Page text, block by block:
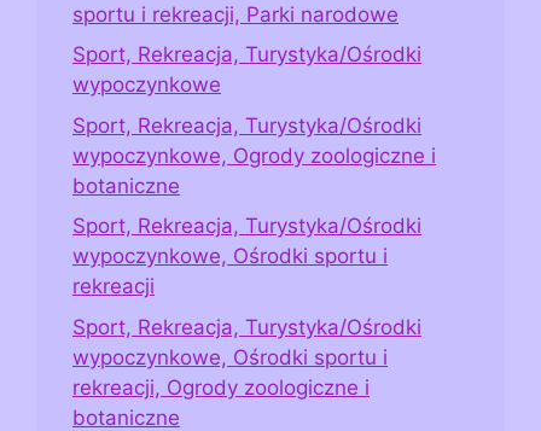
sportu i rekreacji, Parki narodowe
Sport, Rekreacja, Turystyka/Ośrodki
wypoczynkowe
Sport, Rekreacja, Turystyka/Ośrodki
wypoczynkowe, Ogrody zoologiczne i
botaniczne
Sport, Rekreacja, Turystyka/Ośrodki
wypoczynkowe, Ośrodki sportu i
rekreacji
Sport, Rekreacja, Turystyka/Ośrodki
wypoczynkowe, Ośrodki sportu i
rekreacji, Ogrody zoologiczne i
botaniczne